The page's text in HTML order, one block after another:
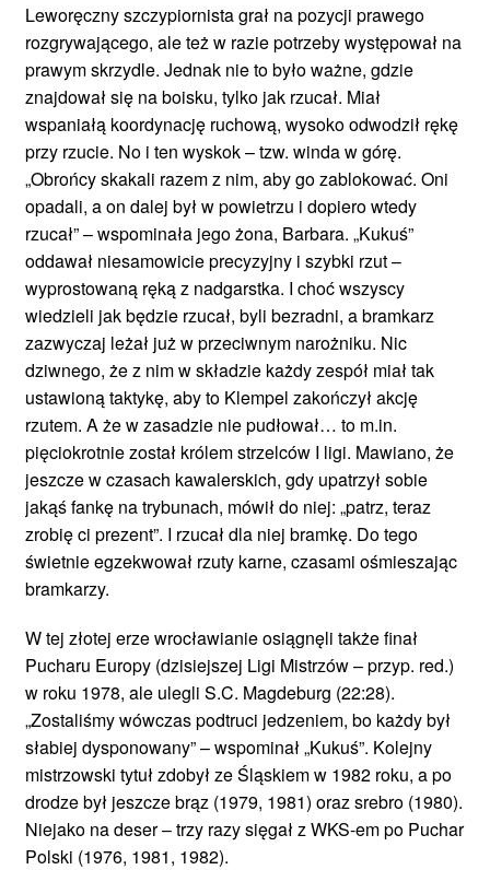
Leworęczny szczypiornista grał na pozycji prawego
rozgrywającego, ale też w razie potrzeby występował na
prawym skrzydle. Jednak nie to było ważne, gdzie
znajdował się na boisku, tylko jak rzucał. Miał
wspaniałą koordynację ruchową, wysoko odwodził rękę
przy rzucie. No i ten wyskok – tzw. winda w górę.
„Obrońcy skakali razem z nim, aby go zablokować. Oni
opadali, a on dalej był w powietrzu i dopiero wtedy
rzucał” – wspominała jego żona, Barbara. „Kukuś”
oddawał niesamowicie precyzyjny i szybki rzut –
wyprostowaną ręką z nadgarstka. I choć wszyscy
wiedzieli jak będzie rzucał, byli bezradni, a bramkarz
zazwyczaj leżał już w przeciwnym narożniku. Nic
dziwnego, że z nim w składzie każdy zespół miał tak
ustawioną taktykę, aby to Klempel zakończył akcję
rzutem. A że w zasadzie nie pudłował… to m.in.
pięciokrotnie został królem strzelców I ligi. Mawiano, że
jeszcze w czasach kawalerskich, gdy upatrzył sobie
jakąś fankę na trybunach, mówił do niej: „patrz, teraz
zrobię ci prezent”. I rzucał dla niej bramkę. Do tego
świetnie egzekwował rzuty karne, czasami ośmieszając
bramkarzy.
W tej złotej erze wrocławianie osiągnęli także finał
Pucharu Europy (dzisiejszej Ligi Mistrzów – przyp. red.)
w roku 1978, ale ulegli S.C. Magdeburg (22:28).
„Zostaliśmy wówczas podtruci jedzeniem, bo każdy był
słabiej dysponowany” – wspominał „Kukuś”. Kolejny
mistrzowski tytuł zdobył ze Śląskiem w 1982 roku, a po
drodze był jeszcze brąz (1979, 1981) oraz srebro (1980).
Niejako na deser – trzy razy sięgał z WKS-em po Puchar
Polski (1976, 1981, 1982).